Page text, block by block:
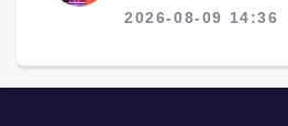
2026-08-09 14:36